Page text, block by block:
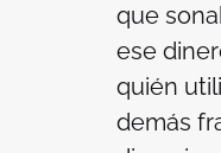
que
ese
quién
demás